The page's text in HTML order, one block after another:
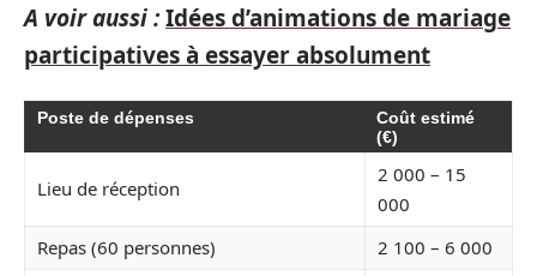
A voir aussi :Idées d’animations de mariage
participatives à essayer absolument
Poste de dépenses
Coût estimé
(€)
Lieu de réception
2 000 – 15
000
Repas (60 personnes)
2 100 – 6 000